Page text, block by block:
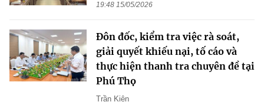
19:48 15/05/2026
Đôn đốc, kiểm tra việc rà soát,
giải quyết khiếu nại, tố cáo và
thực hiện thanh tra chuyên đề tại
Phú Thọ
Trần Kiên